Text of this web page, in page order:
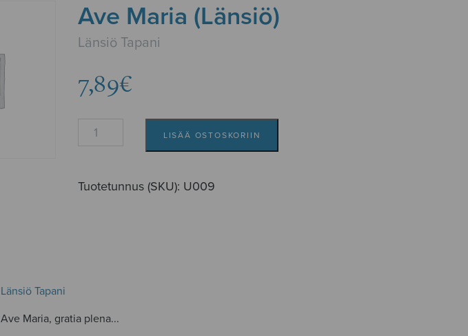
Ave Maria (Länsiö)
Länsiö Tapani
7,89€
Ave
määrä
LISÄÄ OSTOSKORIIN
Tuotetunnus (SKU): U009
Länsiö Tapani
Ave Maria, gratia plena...